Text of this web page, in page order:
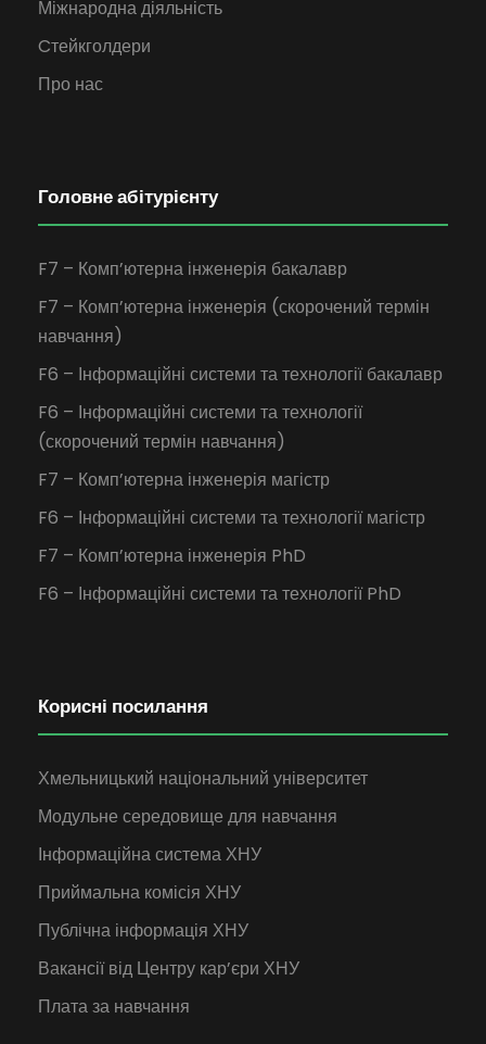
Міжнародна діяльність
Cтейкголдери
Про нас
Головне абітурієнту
F7 – Комп’ютерна інженерія бакалавр
F7 – Комп’ютерна інженерія (скорочений термін
навчання)
F6 – Інформаційні системи та технології бакалавр
F6 – Інформаційні системи та технології
(скорочений термін навчання)
F7 – Комп’ютерна інженерія магістр
F6 – Інформаційні системи та технології магістр
F7 – Комп’ютерна інженерія PhD
F6 – Інформаційні системи та технології PhD
Корисні посилання
Хмельницький національний університет
Модульне середовище для навчання
Інформаційна система ХНУ
Приймальна комісія ХНУ
Публічна інформація ХНУ
Вакансії від Центру кар’єри ХНУ
Плата за навчання